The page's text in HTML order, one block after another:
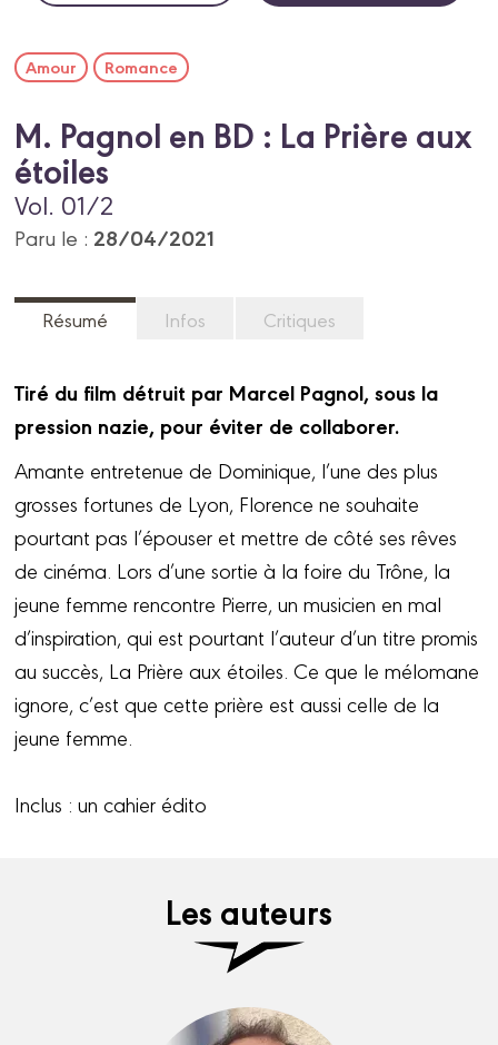
Amour Romance
M. Pagnol en BD : La Prière aux
étoiles
Vol. 01/2
Paru le : 28/04/2021
Résumé Infos Critiques
Tiré du film détruit par Marcel Pagnol, sous la
pression nazie, pour éviter de collaborer.
Amante entretenue de Dominique, l’une des plus
grosses fortunes de Lyon, Florence ne souhaite
pourtant pas l’épouser et mettre de côté ses rêves
de cinéma. Lors d’une sortie à la foire du Trône, la
jeune femme rencontre Pierre, un musicien en mal
d’inspiration, qui est pourtant l’auteur d’un titre promis
au succès, La Prière aux étoiles. Ce que le mélomane
ignore, c’est que cette prière est aussi celle de la
jeune femme.
Inclus : un cahier édito
Les auteurs